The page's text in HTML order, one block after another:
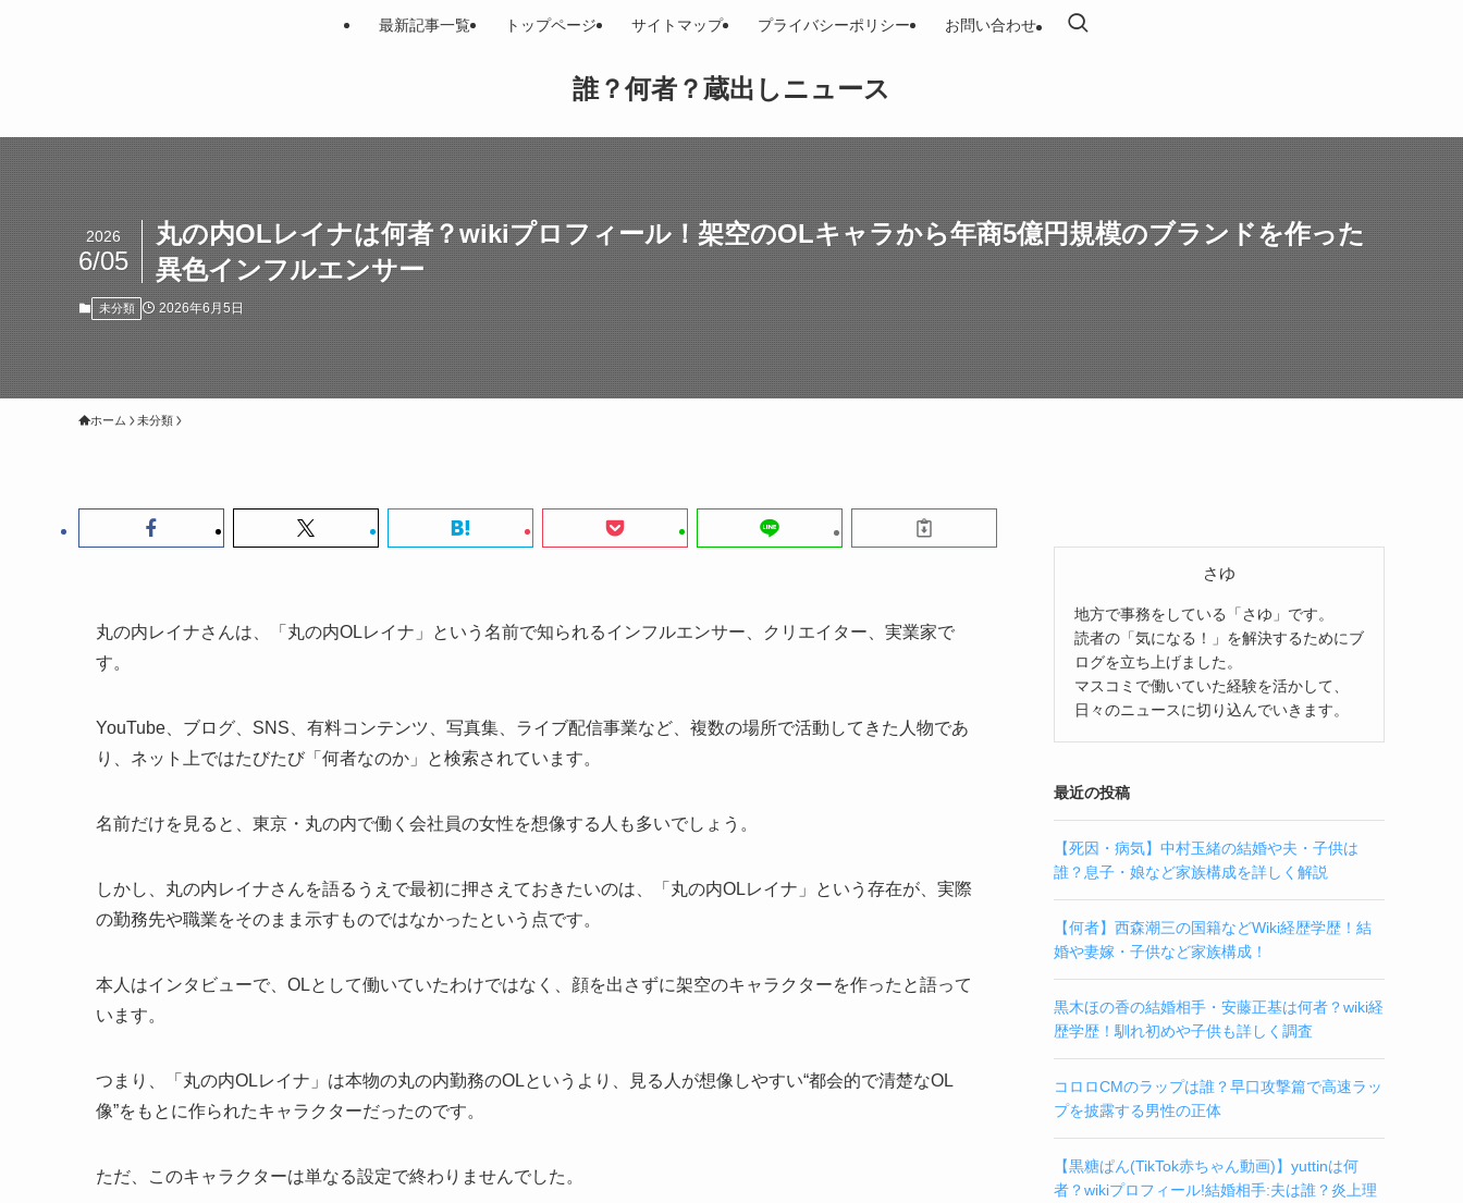
誰？何者？蔵出しニュース
最新記事一覧 トップページ サイトマップ プライバシーポリシー お問い合わせ
丸の内OLレイナは何者？wikiプロフィール！架空のOLキャラから年商5億円規模のブランドを作った
異色インフルエンサー
2026
6/05
未分類 2026年6月5日
ホーム 未分類
丸の内レイナさんは、「丸の内OLレイナ」という名前で知られるインフルエンサー、クリエイター、実業家で
す。
YouTube、ブログ、SNS、有料コンテンツ、写真集、ライブ配信事業など、複数の場所で活動してきた人物であ
り、ネット上ではたびたび「何者なのか」と検索されています。
名前だけを見ると、東京・丸の内で働く会社員の女性を想像する人も多いでしょう。
しかし、丸の内レイナさんを語るうえで最初に押さえておきたいのは、「丸の内OLレイナ」という存在が、実際
の勤務先や職業をそのまま示すものではなかったという点です。
本人はインタビューで、OLとして働いていたわけではなく、顔を出さずに架空のキャラクターを作ったと語って
います。
つまり、「丸の内OLレイナ」は本物の丸の内勤務のOLというより、見る人が想像しやすい“都会的で清楚なOL
像”をもとに作られたキャラクターだったのです。
ただ、このキャラクターは単なる設定で終わりませんでした。
さゆ
地方で事務をしている「さゆ」です。
読者の「気になる！」を解決するためにブ
ログを立ち上げました。
マスコミで働いていた経験を活かして、
日々のニュースに切り込んでいきます。
最近の投稿
【死因・病気】中村玉緒の結婚や夫・子供は
誰？息子・娘など家族構成を詳しく解説
【何者】西森潮三の国籍などWiki経歴学歴！結
婚や妻嫁・子供など家族構成！
黒木ほの香の結婚相手・安藤正基は何者？wiki経
歴学歴！馴れ初めや子供も詳しく調査
コロロCMのラップは誰？早口攻撃篇で高速ラッ
プを披露する男性の正体
【黒糖ぱん(TikTok赤ちゃん動画)】yuttinは何
者？wikiプロフィール!結婚相手:夫は誰？炎上理